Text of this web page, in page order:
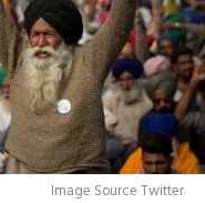
Image Source Twitter